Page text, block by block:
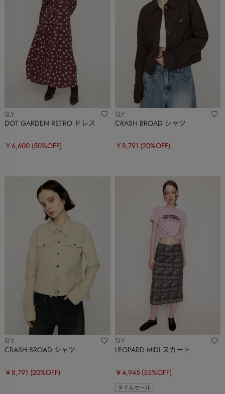
SLY
DOT GARDEN RETRO ドレス
￥6,600 (50%OFF)
SLY
CRASH BROAD シャツ
￥8,791 (20%OFF)
SLY
CRASH BROAD シャツ
￥8,791 (20%OFF)
SLY
LEOPARD MIDI スカート
￥4,945 (55%OFF)
タイムセール